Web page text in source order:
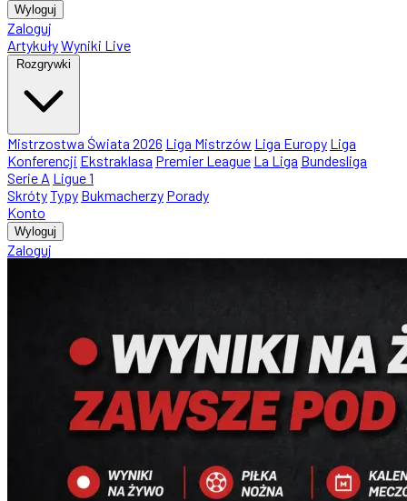
Wyloguj
Zaloguj
ArtykułyWyniki Live
Rozgrywki
Mistrzostwa Świata 2026 Liga Mistrzów Liga Europy Liga
Konferencji Ekstraklasa Premier League La Liga Bundesliga
Serie A Ligue 1
SkrótyTypy Bukmacherzy Porady
Konto
Wyloguj
Zaloguj